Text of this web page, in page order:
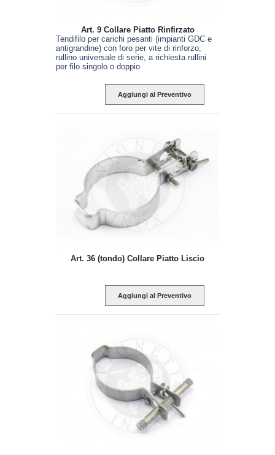
Art. 9 Collare Piatto Rinfirzato
Tendifilo per carichi pesanti (impianti GDC e
antigrandine) con foro per vite di rinforzo;
rullino universale di serie, a richiesta rullini
per filo singolo o doppio
Aggiungi al Preventivo
Art. 36 (tondo) Collare Piatto Liscio
Aggiungi al Preventivo